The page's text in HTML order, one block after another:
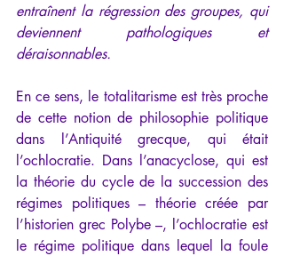
entraînent la régression des groupes, qui
deviennent pathologiques et
déraisonnables.
En ce sens, le totalitarisme est très proche
de cette notion de philosophie politique
dans l’Antiquité grecque, qui était
l’ochlocratie. Dans l’anacyclose, qui est
la théorie du cycle de la succession des
régimes politiques – théorie créée par
l’historien grec Polybe –, l’ochlocratie est
le régime politique dans lequel la foule